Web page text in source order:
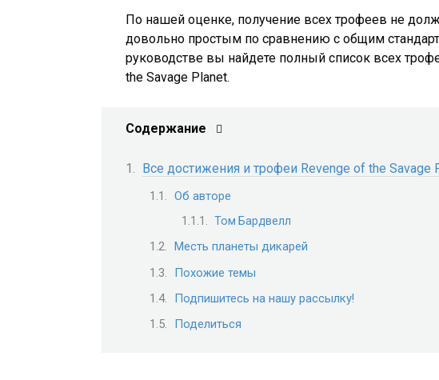
По нашей оценке, получение всех трофеев не
довольно простым по сравнению с общим
руководстве вы найдете полный список всех
the Savage Planet.
Содержание
Все достижения и трофеи Revenge of the Savage
Об авторе
Том Бардвелл
Месть планеты дикарей
Похожие темы
Подпишитесь на нашу рассылку!
Поделиться